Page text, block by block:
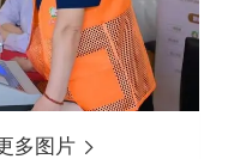
多图片